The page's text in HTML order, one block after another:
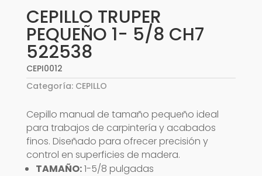
CEPILLO TRUPER
PEQUEÑO 1- 5/8 CH7
522538
CEPI0012
Categoría: CEPILLO
Cepillo manual de tamaño pequeño ideal
para trabajos de carpintería y acabados
finos. Diseñado para ofrecer precisión y
control en superficies de madera.
TAMAÑO:1-5/8 pulgadas